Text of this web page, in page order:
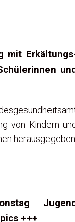
mit
von Kindern
+++